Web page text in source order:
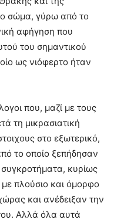
σώμα, γύρω από το
αφήγηση που
του σημαντικού
ως νιόφερτο ήταν
που, μαζί με τους
τη μικρασιατική
στο εξωτερικό,
το οποίο ξεπήδησαν
κυρίως
πλούσιο και όμορφο
και ανέδειξαν την
Αλλά όλα αυτά